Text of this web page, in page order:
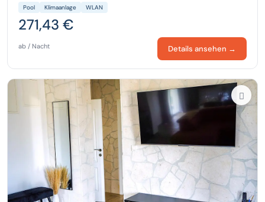
Pool Klimaanlage WLAN
271,43 €
ab / Nacht Details ansehen →